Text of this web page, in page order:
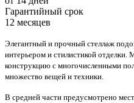
Гарантийный срок
12 месяцев
Элегантный и прочный стеллаж
интерьером и стилистикой отделки.
конструкцию с многочисленными
множество вещей и техники.
В средней части предусмотрено